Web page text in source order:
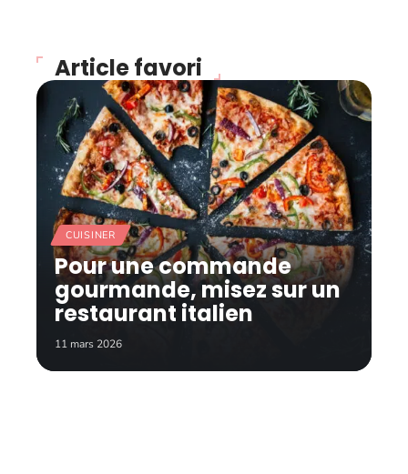
Article favori
CUISINER
Pour une commande
gourmande, misez sur un
restaurant italien
11 mars 2026